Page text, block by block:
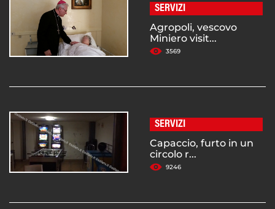
SERVIZI
Agropoli, vescovo
Miniero visit...
3569
SERVIZI
Capaccio, furto in un
circolo r...
9246